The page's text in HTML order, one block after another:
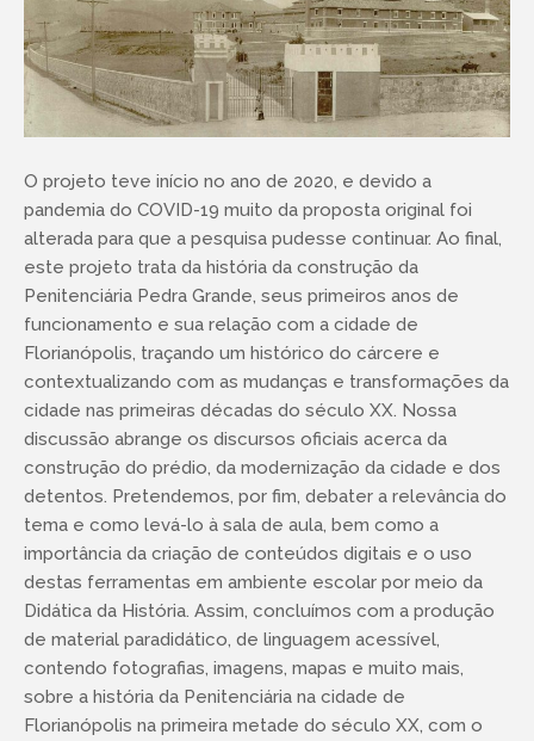
O projeto teve início no ano de 2020, e devido a
pandemia do COVID-19 muito da proposta original foi
alterada para que a pesquisa pudesse continuar. Ao final,
este projeto trata da história da construção da
Penitenciária Pedra Grande, seus primeiros anos de
funcionamento e sua relação com a cidade de
Florianópolis, traçando um histórico do cárcere e
contextualizando com as mudanças e transformações da
cidade nas primeiras décadas do século XX. Nossa
discussão abrange os discursos oficiais acerca da
construção do prédio, da modernização da cidade e dos
detentos. Pretendemos, por fim, debater a relevância do
tema e como levá-lo à sala de aula, bem como a
importância da criação de conteúdos digitais e o uso
destas ferramentas em ambiente escolar por meio da
Didática da História. Assim, concluímos com a produção
de material paradidático, de linguagem acessível,
contendo fotografias, imagens, mapas e muito mais,
sobre a história da Penitenciária na cidade de
Florianópolis na primeira metade do século XX, com o